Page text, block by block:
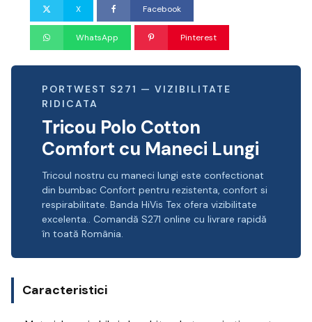
X Facebook
WhatsApp Pinterest
PORTWEST S271 — VIZIBILITATE
RIDICATA
Tricou Polo Cotton
Comfort cu Maneci Lungi
Tricoul nostru cu maneci lungi este confectionat
din bumbac Confort pentru rezistenta, confort si
respirabilitate. Banda HiVis Tex ofera vizibilitate
excelenta.. Comandă S271 online cu livrare rapidă
în toată România.
Caracteristici